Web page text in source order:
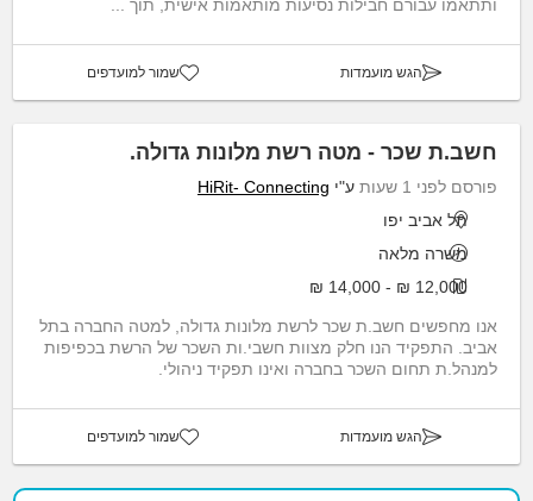
ותתאמו עבורם חבילות נסיעות מותאמות אישית, תוך ...
הגש מועמדות שמור למועדפים
חשב.ת שכר - מטה רשת מלונות גדולה.
פורסם לפני 1 שעות ע"י HiRit- Connecting
תל אביב יפו
משרה מלאה
12,000 ₪ - 14,000 ₪
אנו מחפשים חשב.ת שכר לרשת מלונות גדולה, למטה החברה בתל
אביב. התפקיד הנו חלק מצוות חשבי.ות השכר של הרשת בכפיפות
למנהל.ת תחום השכר בחברה ואינו תפקיד ניהולי.
הגש מועמדות שמור למועדפים